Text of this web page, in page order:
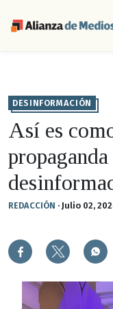
DESINFORMACIÓN
Así es
REDACCIÓN · Julio 02,